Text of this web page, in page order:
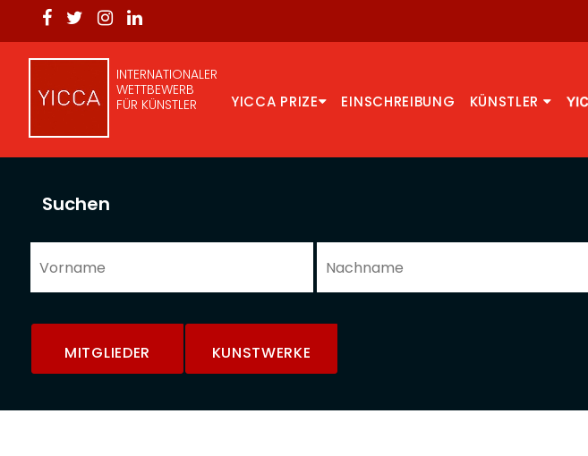
INTERNATIONALER
WETTBEWERB
FÜR KÜNSTLER
YICCA PRIZE EINSCHREIBUNG KÜNSTLER
Suchen
MITGLIEDER KUNSTWERKE